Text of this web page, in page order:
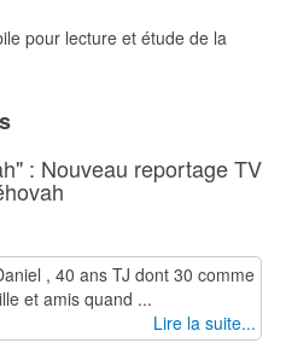
pour lecture et étude de la
: Nouveau reportage TV
, 40 ans TJ dont 30 comme
et amis quand ...
Lire la suite...